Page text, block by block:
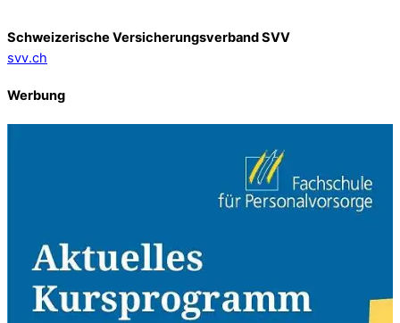
Schweizerische Versicherungsverband SVV
svv.ch
Werbung